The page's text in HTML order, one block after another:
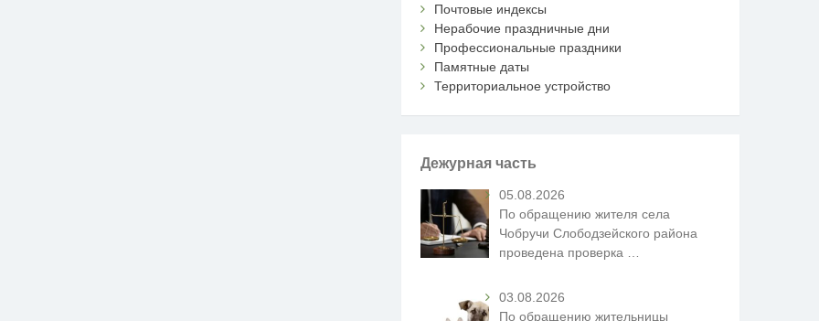
Почтовые индексы
Нерабочие праздничные дни
Профессиональные праздники
Памятные даты
Территориальное устройство
Дежурная часть
05.08.2026
По обращению жителя села
Чобручи Слободзейского района
проведена проверка …
03.08.2026
По обращению жительницы